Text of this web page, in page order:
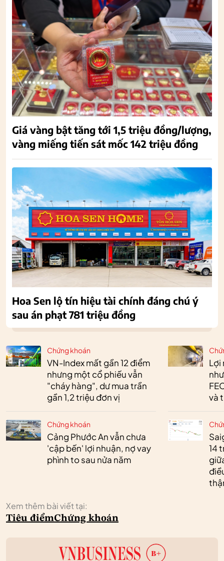
Chứng khoán
VN-Index mất gần 12 điểm
nhưng một cổ phiếu vẫn
"cháy hàng", dư mua trần
gần 1,2 triệu đơn vị
Chứng khoán
Cảng Phước An vẫn chưa
'cập bến' lợi nhuận, nợ vay
phình to sau nửa năm
Lợi
và
14
Xem thêm bài viết tại:
Tiêu điểmChứng khoán
Giá vàng bật tăng tới 1,5 triệu đồng/lượng,
vàng miếng tiến sát mốc 142 triệu đồng
Hoa Sen lộ tín hiệu tài chính đáng chú ý
sau án phạt 781 triệu đồng